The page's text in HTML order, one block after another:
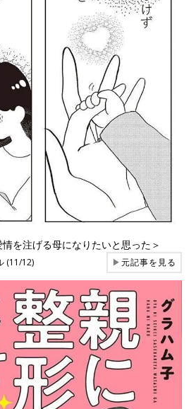
を注げる母になりたいと思った＞
(11/12) ▶元記事を見る